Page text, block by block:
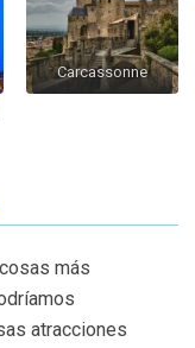
Carcassonne
más
atracciones